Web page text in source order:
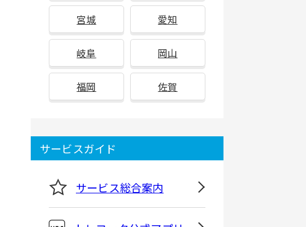
宮城 愛知
岐阜 岡山
福岡 佐賀
サービスガイド
サービス総合案内